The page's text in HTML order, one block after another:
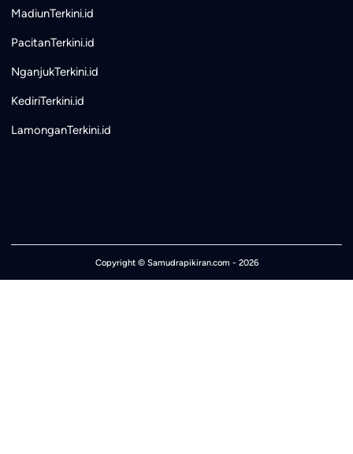
MadiunTerkini.id
PacitanTerkini.id
NganjukTerkini.id
KediriTerkini.id
LamonganTerkini.id
Copyright © Samudrapikiran.com - 2026